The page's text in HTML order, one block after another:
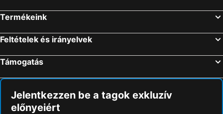
Termékeink
Feltételek és irányelvek
Támogatás
Jelentkezzen be a tagok exkluzív
előnyeiért